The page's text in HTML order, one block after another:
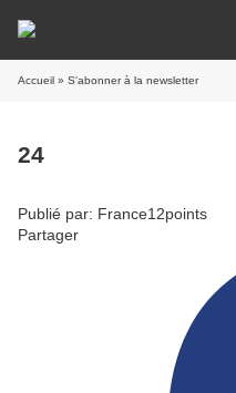
Accueil » S'abonner à la newsletter
24
Publié par: France12points
Partager